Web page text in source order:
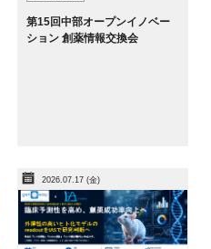
第15回中部オープンイノベー
ション 創薬情報交換会
2026.07.17 (金)